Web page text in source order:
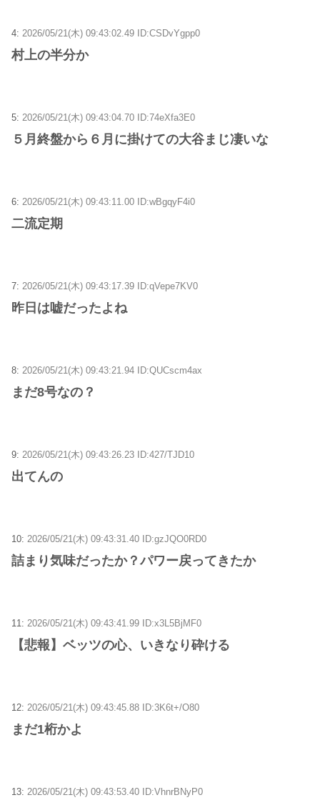
4: 2026/05/21(木) 09:43:02.49 ID:CSDvYgpp0
村上の半分か
5: 2026/05/21(木) 09:43:04.70 ID:74eXfa3E0
５月終盤から６月に掛けての大谷まじ凄いな
6: 2026/05/21(木) 09:43:11.00 ID:wBgqyF4i0
二流定期
7: 2026/05/21(木) 09:43:17.39 ID:qVepe7KV0
昨日は嘘だったよね
8: 2026/05/21(木) 09:43:21.94 ID:QUCscm4ax
まだ8号なの？
9: 2026/05/21(木) 09:43:26.23 ID:427/TJD10
出てんの
10: 2026/05/21(木) 09:43:31.40 ID:gzJQO0RD0
詰まり気味だったか？パワー戻ってきたか
11: 2026/05/21(木) 09:43:41.99 ID:x3L5BjMF0
【悲報】ベッツの心、いきなり砕ける
12: 2026/05/21(木) 09:43:45.88 ID:3K6t+/O80
まだ1桁かよ
13: 2026/05/21(木) 09:43:53.40 ID:VhnrBNyP0